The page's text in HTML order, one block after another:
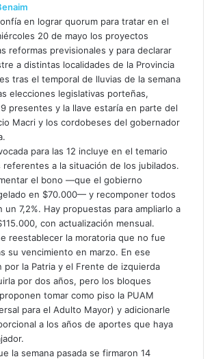
en lograr quorum para tratar en el
20 de mayo los proyectos
reformas previsionales y para declarar
a distintas localidades de la Provincia
tras el temporal de lluvias de la semana
elecciones legislativas porteñas,
presentes y la llave estaría en parte del
Macri y los cordobeses del gobernador
para las 12 incluye en el temario
a la situación de los jubilados.
el bono —que el gobierno
en $70.000— y recomponer todos
un 7,2%. Hay propuestas para ampliarlo a
con actualización mensual.
reestablecer la moratoria que no fue
su vencimiento en marzo. En ese
por la Patria y el Frente de izquierda
por dos años, pero los bloques
tomar como piso la PUAM
para el Adulto Mayor) y adicionarle
a los años de aportes que haya
la semana pasada se firmaron 14